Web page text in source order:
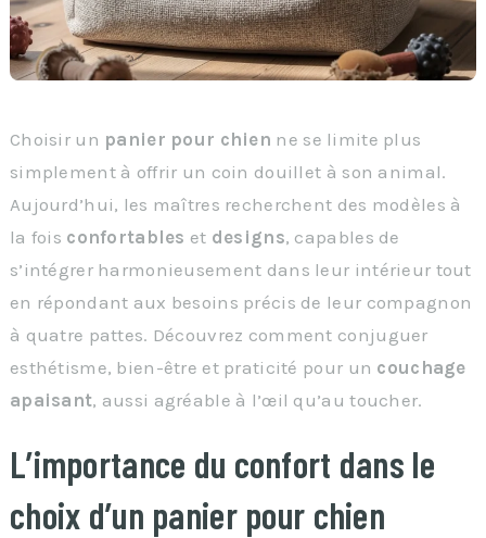
Choisir un panier pour chien ne se limite plus
simplement à offrir un coin douillet à son animal.
Aujourd’hui, les maîtres recherchent des modèles à
la fois confortables et designs, capables de
s’intégrer harmonieusement dans leur intérieur tout
en répondant aux besoins précis de leur compagnon
à quatre pattes. Découvrez comment conjuguer
esthétisme, bien-être et praticité pour un couchage
apaisant, aussi agréable à l’œil qu’au toucher.
L’importance du confort dans le
choix d’un panier pour chien